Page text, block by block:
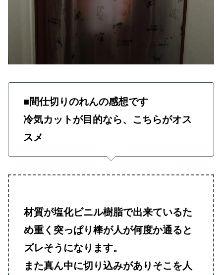
■間仕切りのれんの感想です
冷気カットが目的なら、こちらがオス
スメ
材質が塩化ビニル樹脂で出来ているた
め重く突っぱり棒が人が何度か通ると
ズレそうになります。
また真ん中に切り込みがありそこを人